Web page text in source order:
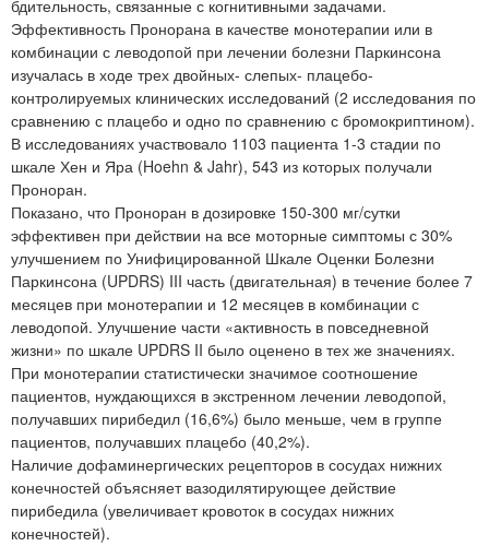
бдительность, связанные с когнитивными задачами.
Эффективность Пронорана в качестве монотерапии или в
комбинации с леводопой при лечении болезни Паркинсона
изучалась в ходе трех двойных- слепых- плацебо-
контролируемых клинических исследований (2 исследования по
сравнению с плацебо и одно по сравнению с бромокриптином).
В исследованиях участвовало 1103 пациента 1-3 стадии по
шкале Хен и Яра (Hoehn & Jahr), 543 из которых получали
Проноран.
Показано, что Проноран в дозировке 150-300 мг/сутки
эффективен при действии на все моторные симптомы с 30%
улучшением по Унифицированной Шкале Оценки Болезни
Паркинсона (UPDRS) III часть (двигательная) в течение более 7
месяцев при монотерапии и 12 месяцев в комбинации с
леводопой. Улучшение части «активность в повседневной
жизни» по шкале UPDRS II было оценено в тех же значениях.
При монотерапии статистически значимое соотношение
пациентов, нуждающихся в экстренном лечении леводопой,
получавших пирибедил (16,6%) было меньше, чем в группе
пациентов, получавших плацебо (40,2%).
Наличие дофаминергических рецепторов в сосудах нижних
конечностей объясняет вазодилятирующее действие
пирибедила (увеличивает кровоток в сосудах нижних
конечностей).